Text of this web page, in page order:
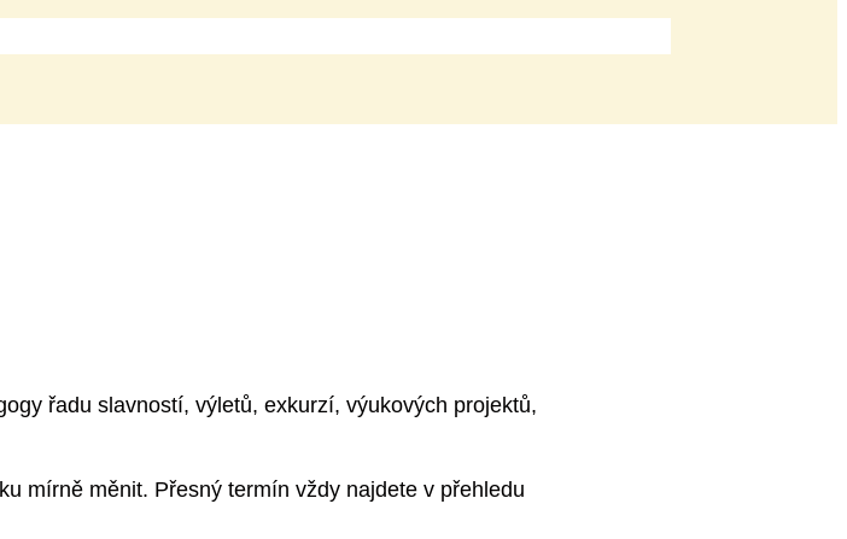
řadu slavností, výletů, exkurzí, výukových projektů,
mírně měnit. Přesný termín vždy najdete v přehledu